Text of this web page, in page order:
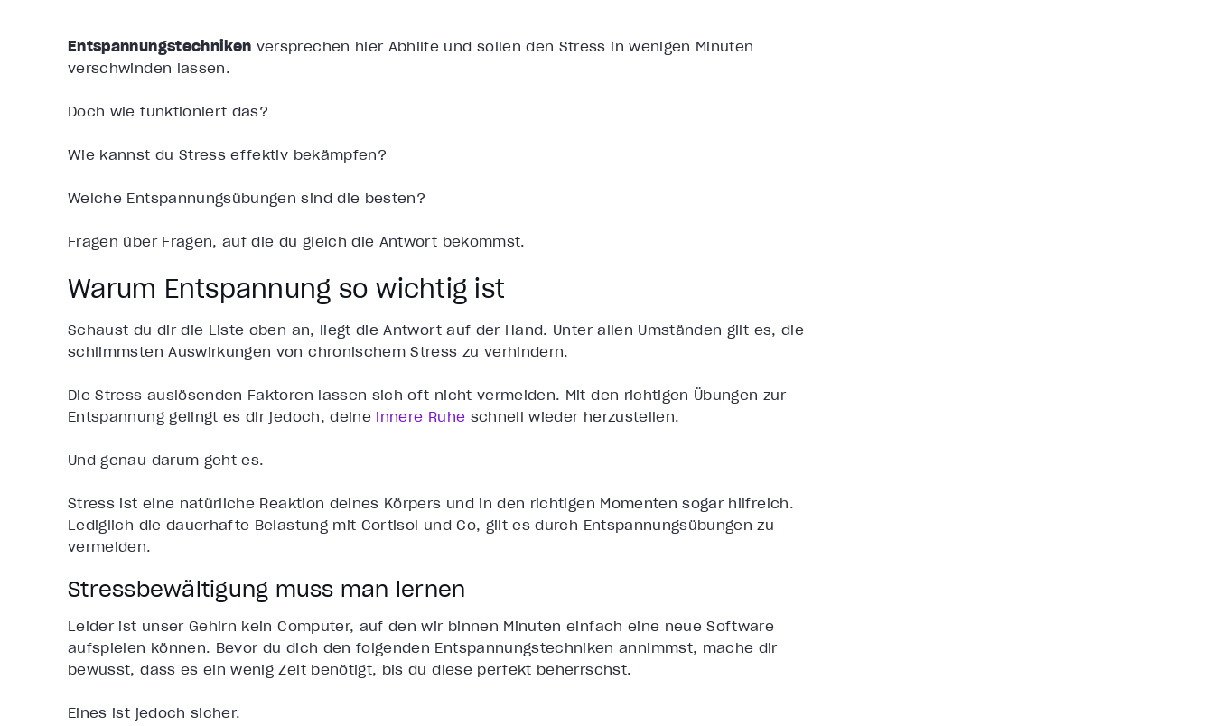
Entspannungstechniken versprechen hier Abhilfe und sollen den Stress in wenigen Minuten
verschwinden lassen.
Doch wie funktioniert das?
Wie kannst du Stress effektiv bekämpfen?
Welche Entspannungsübungen sind die besten?
Fragen über Fragen, auf die du gleich die Antwort bekommst.
Warum Entspannung so wichtig ist
Schaust du dir die Liste oben an, liegt die Antwort auf der Hand. Unter allen Umständen gilt es, die
schlimmsten Auswirkungen von chronischem Stress zu verhindern.
Die Stress auslösenden Faktoren lassen sich oft nicht vermeiden. Mit den richtigen Übungen zur
Entspannung gelingt es dir jedoch, deine innere Ruhe schnell wieder herzustellen.
Und genau darum geht es.
Stress ist eine natürliche Reaktion deines Körpers und in den richtigen Momenten sogar hilfreich.
Lediglich die dauerhafte Belastung mit Cortisol und Co, gilt es durch Entspannungsübungen zu
vermeiden.
Stressbewältigung muss man lernen
Leider ist unser Gehirn kein Computer, auf den wir binnen Minuten einfach eine neue Software
aufspielen können. Bevor du dich den folgenden Entspannungstechniken annimmst, mache dir
bewusst, dass es ein wenig Zeit benötigt, bis du diese perfekt beherrschst.
Eines ist jedoch sicher.